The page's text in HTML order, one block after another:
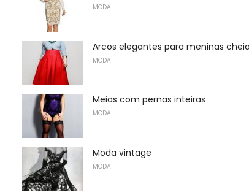
MODA
Arcos elegantes para meninas
MODA
Meias com pernas inteiras
MODA
Moda vintage
MODA